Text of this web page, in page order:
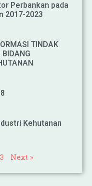
Perbankan pada
2017-2023
TINDAK
Kehutanan
3 Next »